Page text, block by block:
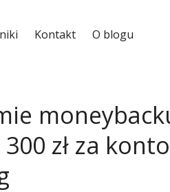
Kontakt O blogu
zł za